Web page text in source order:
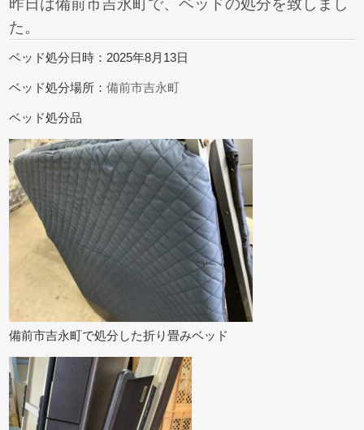
た。
ベッド処分日時：2025年8月13日
ベッド処分場所：備前市吉永町
ベッド処分品
備前市吉永町で処分した折り畳みベッド